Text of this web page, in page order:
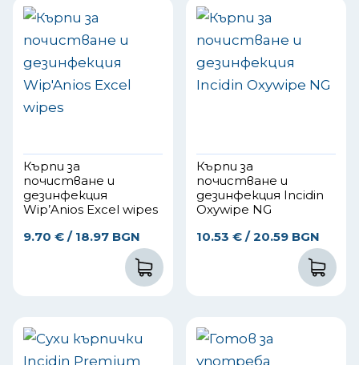
Кърпи за
почистване и
дезинфекция
Wip’Anios Excel wipes
9.70 € / 18.97 BGN
Кърпи за
почистване и
дезинфекция Incidin
Oxywipe NG
10.53 € / 20.59 BGN